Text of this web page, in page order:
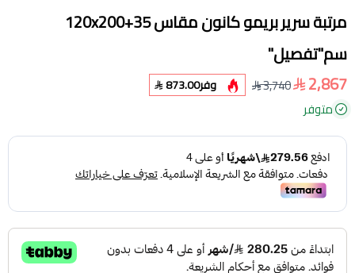
مرتبة سرير بريمو كانون مقاس 120x200+35
سم"تفصيل"
2,867
3,740 وفر873.00
متوفر